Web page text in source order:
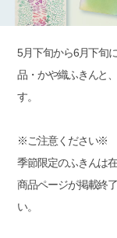
5月下旬から6月下旬
品・かや織ふきんと
す。
※ご注意ください※
季節限定のふきんは
商品ページが掲載終
い。